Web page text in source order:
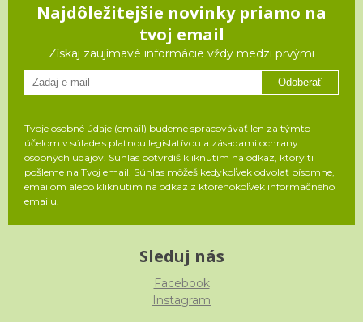
Najdôležitejšie novinky priamo na
tvoj email
Získaj zaujímavé informácie vždy medzi prvými
Odoberať
Tvoje osobné údaje (email) budeme spracovávať len za týmto
účelom v súlade s platnou legislatívou a zásadami ochrany
osobných údajov. Súhlas potvrdíš kliknutím na odkaz, ktorý ti
pošleme na Tvoj email. Súhlas môžeš kedykoľvek odvolať písomne,
emailom alebo kliknutím na odkaz z ktoréhokoľvek informačného
emailu.
Sleduj nás
Facebook
Instagram